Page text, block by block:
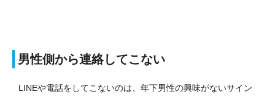
男性側から連絡してこない
LINEや電話をしてこないのは、年下男性の興味がないサイン